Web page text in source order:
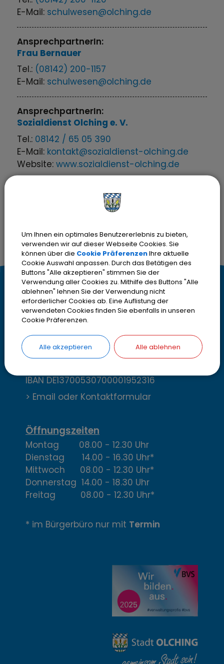
E-Mail: schulwesen@olching.de
AnsprechpartnerIn:
Frau Bernauer
Tel.: (08142) 200-1157
E-Mail: schulwesen@olching.de
AnsprechpartnerIn:
Sozialdienst Olching e. V.
Tel.: 08142 / 65 05 390
E-Mail: kontakt@sozialdienst-olching.de
Website:www.sozialdienst-olching.de
Schulen, Sport und Jugendzentrum
K
o
n
t
a
k
,
Ö
f
f
n
u
Kontakt
Stadt Olching
Rebhuhnstr. 18
82140 Olching
Telefon08142 200-2000
IBAN DE13700530700001952316
> Email oder Kontaktformular
Öffnungszeiten
Montag 08.00 - 12.30 Uhr
Dienstag 14.00 - 16.30 Uhr*
Mittwoch 08.00 - 12.30 Uhr*
Donnerstag 14.00 - 18.30 Uhr
Freitag 08.00 - 12.30 Uhr*
* im Bürgerbüro nur mit Termin
Um Ihnen ein optimales Benutzererlebnis zu bieten,
verwenden wir auf dieser Webseite Cookies. Sie
können über die Cookie PräferenzenIhre aktuelle
Cookie Auswahl anpassen. Durch das Betätigen des
Buttons "Alle akzeptieren" stimmen Sie der
Verwendung aller Cookies zu. Mithilfe des Buttons "Alle
ablehnen" lehnen Sie der Verwendung nicht
erforderlicher Cookies ab. Eine Auflistung der
verwendeten Cookies finden Sie ebenfalls in unseren
Cookie Präferenzen.
Alle akzeptieren Alle ablehnen